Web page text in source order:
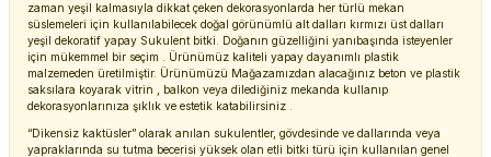
zaman yeşil kalmasıyla dikkat çeken dekorasyonlarda her türlü mekan
süslemeleri için kullanılabilecek doğal görünümlü alt dalları kırmızı üst dalları
yeşil dekoratif yapay Sukulent bitki. Doğanın güzelliğini yanıbaşında isteyenler
için mükemmel bir seçim . Ürünümüz kaliteli yapay dayanımlı plastik
malzemeden üretilmiştir. Ürünümüzü Mağazamızdan alacağınız beton ve plastik
saksılara koyarak vitrin , balkon veya dilediğiniz mekanda kullanıp
dekorasyonlarınıza şıklık ve estetik katabilirsiniz .
“Dikensiz kaktüsler” olarak anılan sukulentler, gövdesinde ve dallarında veya
yapraklarında su tutma becerisi yüksek olan etli bitki türü için kullanılan genel